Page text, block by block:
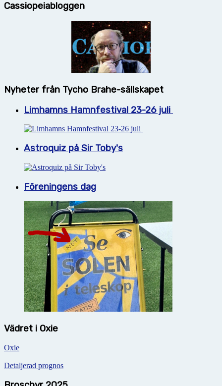
Cassiopeiabloggen
Nyheter från Tycho Brahe-sällskapet
Limhamns Hamnfestival 23-26 juli
Astroquiz på Sir Toby's
Föreningens dag
Vädret i Oxie
Oxie
Detaljerad prognos